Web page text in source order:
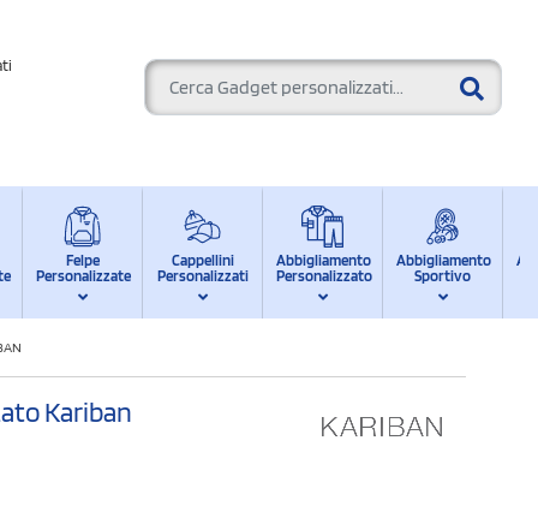
Felpe
Personalizzate
Cappellini
Personalizzati
Abbigliamento
Personalizzato
Abbigliamento
Sportivo
Kariban